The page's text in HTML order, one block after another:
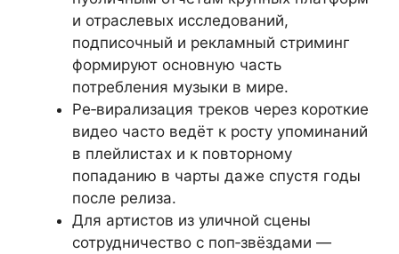
и отраслевых исследований,
подписочный и рекламный стриминг
формируют основную часть
потребления музыки в мире.
Ре‑вирализация треков через короткие
видео часто ведёт к росту упоминаний
в плейлистах и к повторному
попаданию в чарты даже спустя годы
после релиза.
Для артистов из уличной сцены
сотрудничество с поп‑звёздами —